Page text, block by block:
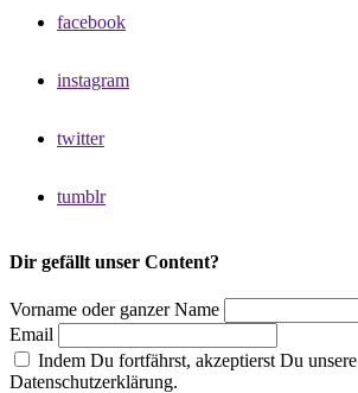
facebook
instagram
twitter
tumblr
Dir gefällt unser Content?
Vorname oder ganzer Name
Email
Indem Du fortfährst, akzeptierst Du unsere
Datenschutzerklärung.